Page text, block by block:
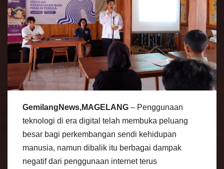
GemilangNews,MAGELANG – Penggunaan
teknologi di era digital telah membuka peluang
besar bagi perkembangan sendi kehidupan
manusia, namun dibalik itu berbagai dampak
negatif dari penggunaan internet terus